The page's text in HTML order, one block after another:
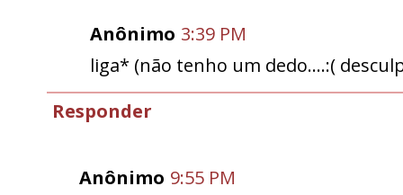
Anônimo 3:39 PM
liga* (não tenho um dedo....:(
Responder
Anônimo 9:55 PM